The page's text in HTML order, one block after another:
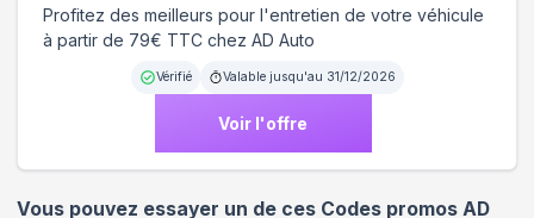
Profitez des meilleurs pour l'entretien de votre véhicule
à partir de 79€ TTC chez AD Auto
Vérifié Valable jusqu'au 31/12/2026
Voir l'offre
Vous pouvez essayer un de ces Codes promos AD